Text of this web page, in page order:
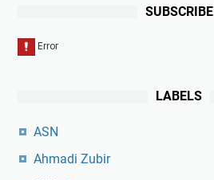
SUBSCRIBE
LABELS
ASN
Ahmadi Zubir